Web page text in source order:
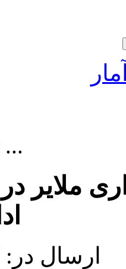
ملایر
ارسال در: 17 مرداد 1398